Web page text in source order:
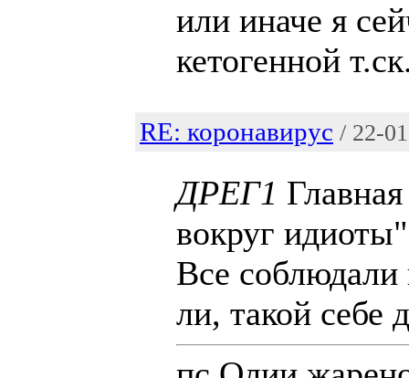
или иначе я
кетогенной
RE: коронавирус / 22-
ДРЕГ1
вокруг
Все соблюдали
ли, такой себе